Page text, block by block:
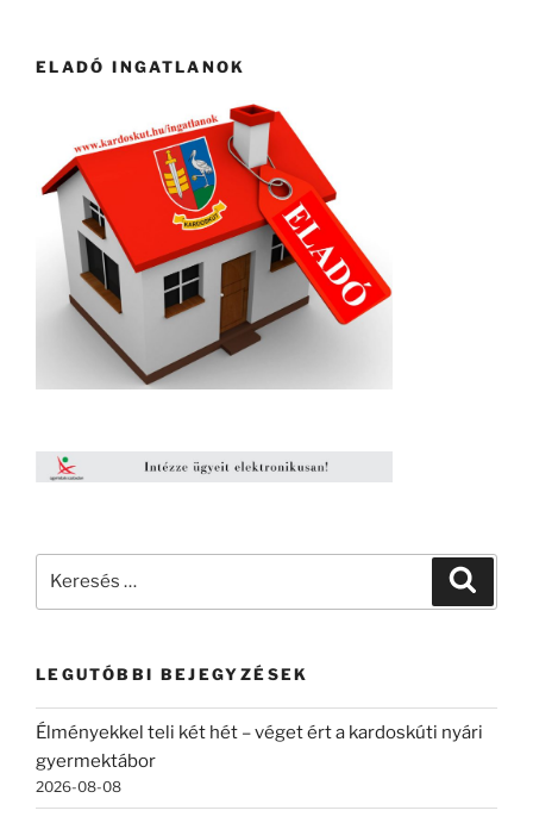
ELADÓ INGATLANOK
LEGUTÓBBI BEJEGYZÉSEK
Élményekkel teli két hét – véget ért a kardoskúti nyári
gyermektábor
2026-08-08